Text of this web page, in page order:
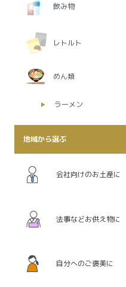
飲み物
レトルト
めん類
ラーメン
地域から選ぶ
会社向けのお土産に
法事などお供え物に
自分へのご褒美に